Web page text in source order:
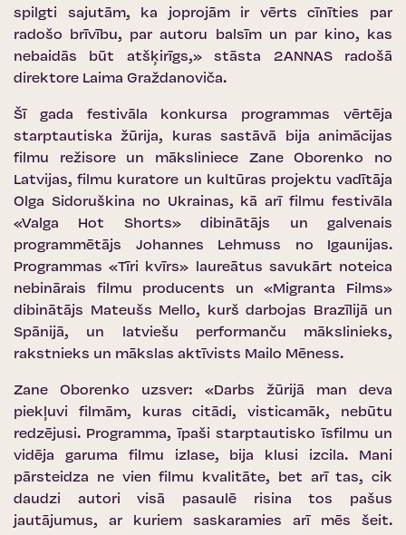
spilgti sajutām, ka joprojām ir vērts cīnīties par
radošo brīvību, par autoru balsīm un par kino, kas
nebaidās būt atšķirīgs,» stāsta 2ANNAS radošā
direktore Laima Graždanoviča.
Šī gada festivāla konkursa programmas vērtēja
starptautiska žūrija, kuras sastāvā bija animācijas
filmu režisore un māksliniece Zane Oborenko no
Latvijas, filmu kuratore un kultūras projektu vadītāja
Olga Sidoruškina no Ukrainas, kā arī filmu festivāla
«Valga Hot Shorts» dibinātājs un galvenais
programmētājs Johannes Lehmuss no Igaunijas.
Programmas «Tīri kvīrs» laureātus savukārt noteica
nebinārais filmu producents un «Migranta Films»
dibinātājs Mateušs Mello, kurš darbojas Brazīlijā un
Spānijā, un latviešu performanču mākslinieks,
rakstnieks un mākslas aktīvists Mailo Mēness.
Zane Oborenko uzsver: «Darbs žūrijā man deva
piekļuvi filmām, kuras citādi, visticamāk, nebūtu
redzējusi. Programma, īpaši starptautisko īsfilmu un
vidēja garuma filmu izlase, bija klusi izcila. Mani
pārsteidza ne vien filmu kvalitāte, bet arī tas, cik
daudzi autori visā pasaulē risina tos pašus
jautājumus, ar kuriem saskaramies arī mēs šeit.